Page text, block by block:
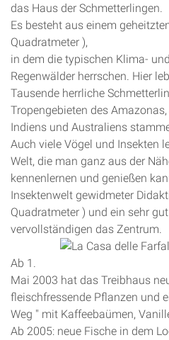
das Haus der Schmetterlingen.
Es besteht aus einem
Quadratmeter ),
in dem die typischen Klima-
Regenwälder herrschen. Hier
Tausende herrliche
Tropengebieten des
Indiens und Australiens
Auch viele Vögel und Insekten
Welt, die man ganz aus der
kennenlernen und genießen
Insektenwelt gewidmeter
Quadratmeter ) und ein sehr
vervollständigen das Zentrum.
Ab 1.
Mai 2003 hat das Treibhaus
fleischfressende Pflanzen und
Weg " mit Kaffeebaümen,
Ab 2005: neue Fische in dem